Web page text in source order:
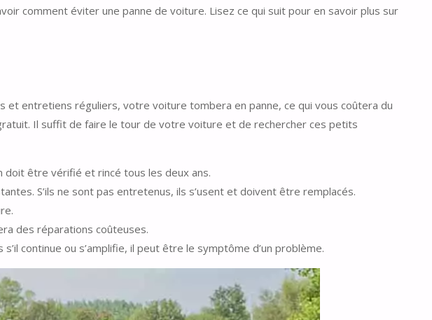
comment éviter une panne de voiture. Lisez ce qui suit pour en savoir plus sur
entretiens réguliers, votre voiture tombera en panne, ce qui vous coûtera du
Il suffit de faire le tour de votre voiture et de rechercher ces petits
être vérifié et rincé tous les deux ans.
S’ils ne sont pas entretenus, ils s’usent et doivent être remplacés.
des réparations coûteuses.
continue ou s’amplifie, il peut être le symptôme d’un problème.